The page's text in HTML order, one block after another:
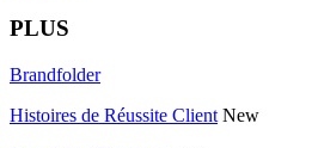
PLUS
Brandfolder
Histoires de Réussite Client New